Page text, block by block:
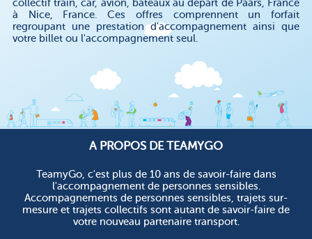
collectif train, car, avion, bateaux au départ de Paars, France
à Nice, France. Ces offres comprennent un forfait
regroupant une prestation d'accompagnement ainsi que
votre billet ou l'accompagnement seul.
A PROPOS DE TEAMYGO
TeamyGo, c'est plus de 10 ans de savoir-faire dans
l'accompagnement de personnes sensibles.
Accompagnements de personnes sensibles, trajets sur-
mesure et trajets collectifs sont autant de savoir-faire de
votre nouveau partenaire transport.